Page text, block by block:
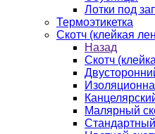
Лотки под
Термоэтикетка
Скотч (клейкая
Назад
Скотч
Малярный
Стандартный